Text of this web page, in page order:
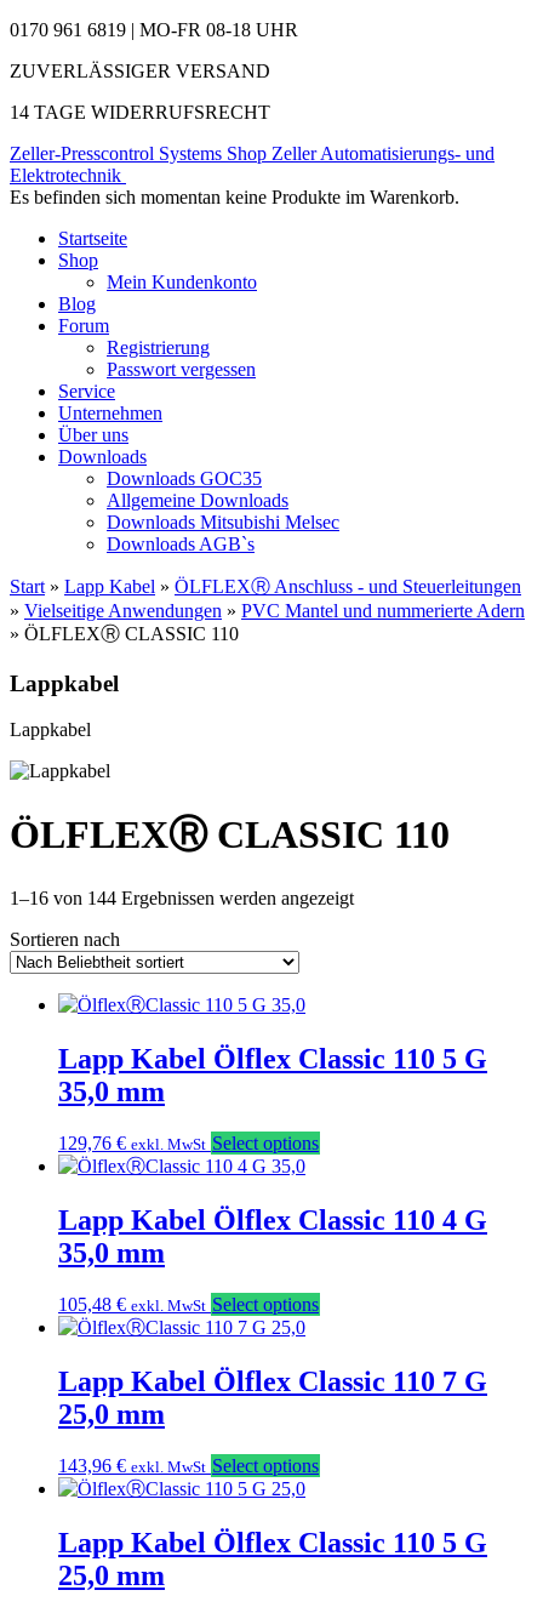
0170 961 6819 | MO-FR 08-18 UHR
ZUVERLÄSSIGER VERSAND
14 TAGE WIDERRUFSRECHT
Zeller-Presscontrol Systems Shop Zeller Automatisierungs- und
Elektrotechnik
Es befinden sich momentan keine Produkte im Warenkorb.
Startseite
Shop
Mein Kundenkonto
Blog
Forum
Registrierung
Passwort vergessen
Service
Unternehmen
Über uns
Downloads
Downloads GOC35
Allgemeine Downloads
Downloads Mitsubishi Melsec
Downloads AGB`s
Start » Lapp Kabel » ÖLFLEXⓇ Anschluss - und Steuerleitungen
» Vielseitige Anwendungen » PVC Mantel und nummerierte Adern
» ÖLFLEXⓇ CLASSIC 110
Lappkabel
Lappkabel
ÖLFLEXⓇ CLASSIC 110
1–16 von 144 Ergebnissen werden angezeigtNach
Sortieren nach
Lapp Kabel Ölflex Classic 110 5 G
35,0 mm
129,76 € exkl. MwSt Select options
Lapp Kabel Ölflex Classic 110 4 G
35,0 mm
105,48 € exkl. MwSt Select options
Lapp Kabel Ölflex Classic 110 7 G
25,0 mm
143,96 € exkl. MwSt Select options
Lapp Kabel Ölflex Classic 110 5 G
25,0 mm